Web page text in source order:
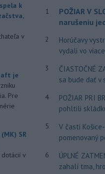
k
v
je
Pre
SR
v
1
POŽIAR V
narušeniu
2
Horúčavy
vydali vo
3
ČIASTOČNÉ
sa bude dať v
4
POŽIAR PRI
pohltili
5
V časti
pomenovaný
6
ÚPLNÉ
zahalí tma,